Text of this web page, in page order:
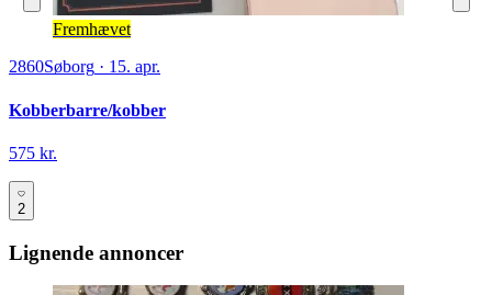
Fremhævet
2860Søborg · 15. apr.
Kobberbarre/kobber
575 kr.
2
Lignende annoncer